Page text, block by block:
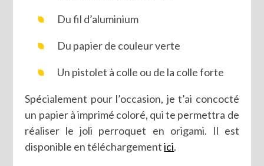
Du fil d’aluminium
Du papier de couleur verte
Un pistolet à colle ou de la colle forte
Spécialement pour l’occasion, je t’ai concocté
un papier à imprimé coloré, qui te permettra de
réaliser le joli perroquet en origami. Il est
disponible en téléchargementici.